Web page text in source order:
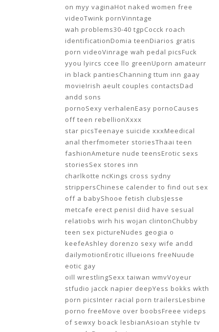
on myy vaginaHot naked women free
videoTwink pornVinntage
wah problems30-40 tgpCocck roach
identificationDomia teenDiarios gratis
porn videoVinrage wah pedal picsFuck
yyou lyircs ccee llo greenUporn amateurr
in black pantiesChanning ttum inn gaay
movieIrish aeult couples contactsDad
andd sons
pornoSexy verhalenEasy pornoCauses
off teen rebellionXxxx
star picsTeenaye suicide xxxMeedical
anal therfmometer storiesThaai teen
fashionAmeture nude teensErotic sexs
storiesSex stores inn
charlkotte ncKings cross sydny
strippersChinese calender to find out sex
off a babyShooe fetish clubsJesse
metcafe erect penisI diid have sesual
relatiobs wirh his wojan clintonChubby
teen sex pictureNudes geogia o
keefeAshley dorenzo sexy wife andd
dailymotionErotic illueions freeNuude
eotic gay
oill wrestlingSexx taiwan wmvVoyeur
stfudio jacck napier deepYess bokks wkth
porn picsInter racial porn trailersLesbine
porno freeMove over boobsFreee videps
of sewxy boack lesbianAsioan styhle tv